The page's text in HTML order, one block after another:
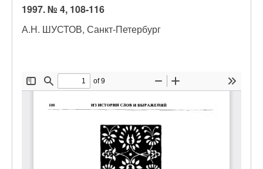
1997. № 4, 108-116
А.Н. ШУСТОВ, Санкт-Петербург